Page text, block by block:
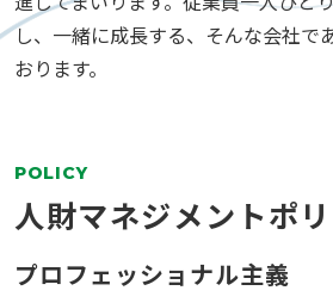
し、一緒に成長する、そんな会社で
おります。
POLICY
人財マネジメントポ
プロフェッショナル主義